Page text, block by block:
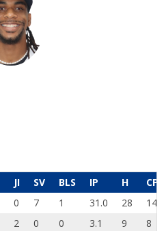
JI SV BLS IP H
CP
0 7 1 31.0 28
14
2 0 0 3.1 9 8